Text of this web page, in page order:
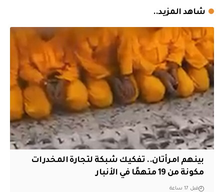
شاهد المزيد..
بينهم امرأتان.. تفكيك شبكة لتجارة المخدرات
مكونة من 19 متهمًا في الأنبار
قبل 17 ساعة